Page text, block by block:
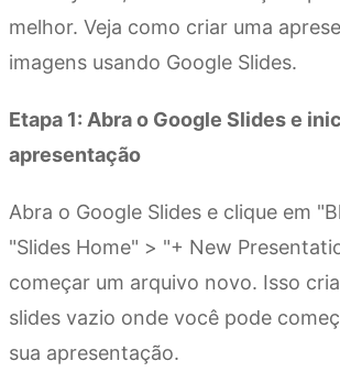
melhor. Veja como criar uma
imagens usando Google Slides.
Etapa 1: Abra o Google Slides e
apresentação
Abra o Google Slides e clique em
"Slides Home" > "+ New
começar um arquivo novo. Isso
slides vazio onde você pode
sua apresentação.